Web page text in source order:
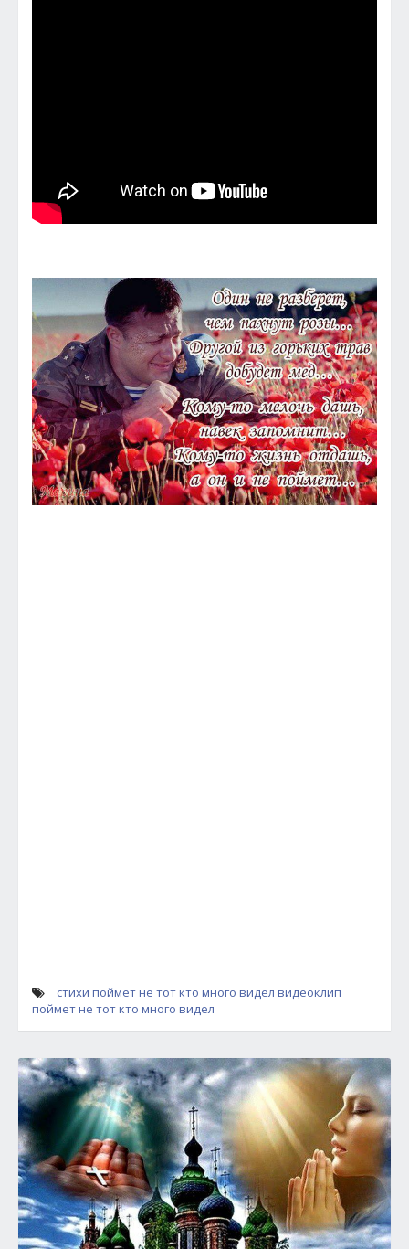
стихи поймет не тот кто много видел видеоклип
поймет не тот кто много видел